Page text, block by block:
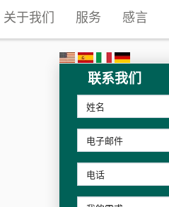
关于我们 服务 感言
联系我们